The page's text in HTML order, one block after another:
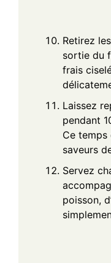
Retirez
sortie du
frais
Laissez
pendant
Ce temps
saveurs
Servez
poisson,